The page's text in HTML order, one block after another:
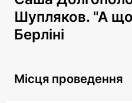
Шупляков. "А
Берліні
Місця проведення